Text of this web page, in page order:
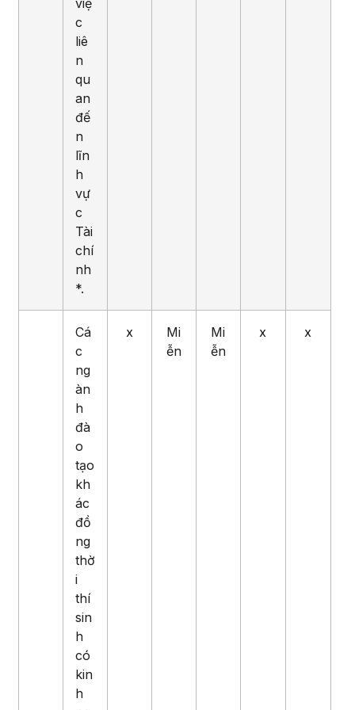
việ
c
liê
n
qu
an
đế
n
lĩn
h
vự
c
Tài
chí
nh
*.
Cá
c
ng
àn
h
đà
o
tạo
kh
ác
đồ
ng
thờ
i
thí
sin
h
có
kin
h
x
Mi
ễn
Mi
ễn
x x